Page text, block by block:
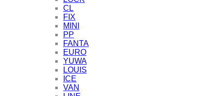
CL
FIX
MINI
PP
FANTA
EURO
YUWA
LOUIS
ICE
VAN